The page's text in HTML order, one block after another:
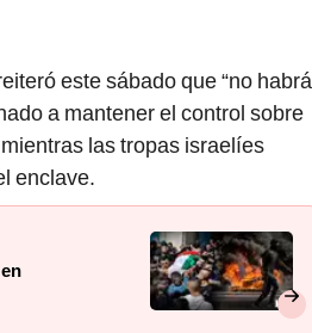
este sábado que “no habrá
a mantener el control sobre
las tropas israelíes
enclave.